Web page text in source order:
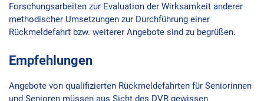
Forschungsarbeiten zur Evaluation der Wirksamkeit anderer
methodischer Umsetzungen zur Durchführung einer
Rückmeldefahrt bzw. weiterer Angebote sind zu begrüßen.
Empfehlungen
Angebote von qualifizierten Rückmeldefahrten für Seniorinnen
und Senioren müssen aus Sicht des DVR gewissen